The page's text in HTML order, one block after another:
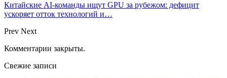
Китайские AI-команды ищут GPU за рубежом: дефицит
ускоряет отток технологий и…
Prev Next
Комментарии закрыты.
Свежие записи